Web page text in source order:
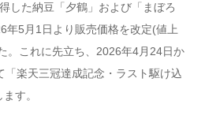
した納豆「夕鶴」および「まぼろ
年5月1日より販売価格を改定(値上
。これに先立ち、2026年4月24日か
「楽天三冠達成記念・ラスト駆け込
す。